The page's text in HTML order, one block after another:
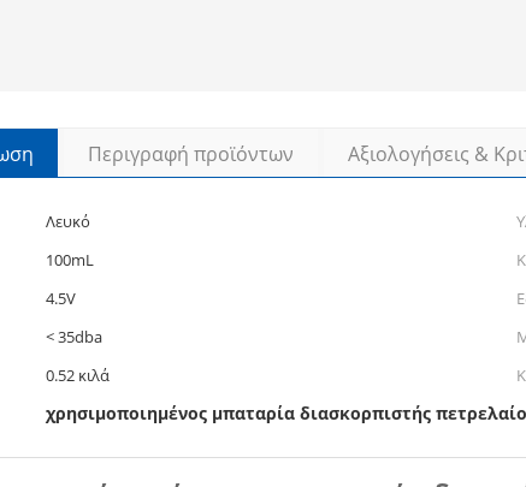
Περιγραφή προϊόντων Αξιολογήσεις &
Λευκό
100mL
4.5V
< 35dba
0.52 κιλά
χρησιμοποιημένος μπαταρία διασκορπιστής